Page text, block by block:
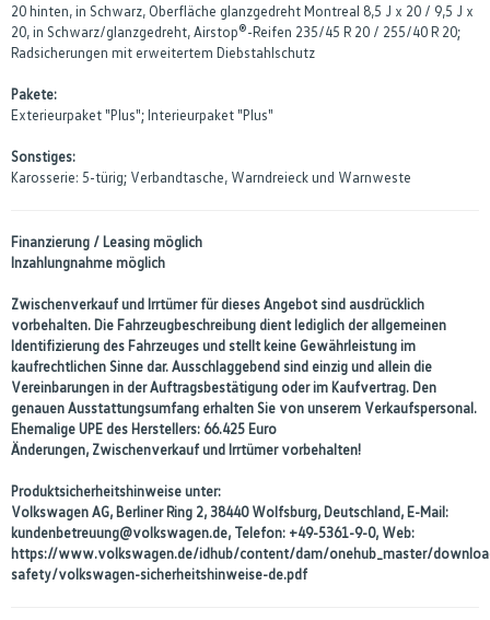
20 hinten, in Schwarz, Oberfläche glanzgedreht Montreal 8,5 J x 20 / 9,5 J x
20, in Schwarz/glanzgedreht, Airstop®-Reifen 235/45 R 20 / 255/40 R 20;
Radsicherungen mit erweitertem Diebstahlschutz
Pakete:
Exterieurpaket "Plus"; Interieurpaket "Plus"
Sonstiges:
Karosserie: 5-türig; Verbandtasche, Warndreieck und Warnweste
Finanzierung / Leasing möglich
Inzahlungnahme möglich
Zwischenverkauf und Irrtümer für dieses Angebot sind ausdrücklich
vorbehalten. Die Fahrzeugbeschreibung dient lediglich der allgemeinen
Identifizierung des Fahrzeuges und stellt keine Gewährleistung im
kaufrechtlichen Sinne dar. Ausschlaggebend sind einzig und allein die
Vereinbarungen in der Auftragsbestätigung oder im Kaufvertrag. Den
genauen Ausstattungsumfang erhalten Sie von unserem Verkaufspersonal.
Ehemalige UPE des Herstellers: 66.425 Euro
Änderungen, Zwischenverkauf und Irrtümer vorbehalten!
Produktsicherheitshinweise unter:
Volkswagen AG, Berliner Ring 2, 38440 Wolfsburg, Deutschland, E-Mail:
kundenbetreuung@volkswagen.de, Telefon: +49-5361-9-0, Web:
https://www.volkswagen.de/idhub/content/dam/onehub_master/
safety/volkswagen-sicherheitshinweise-de.pdf